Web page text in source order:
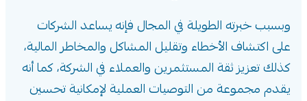
وبسبب خبرته الطويلة في المجال فإنه يساعد الشركات
على اكتشاف الأخطاء وتقليل المشاكل والمخاطر المالية،
كذلك تعزيز ثقة المستثمرين والعملاء في الشركة، كما أنه
يقدم مجموعة من التوصيات العملية لإمكانية تحسين